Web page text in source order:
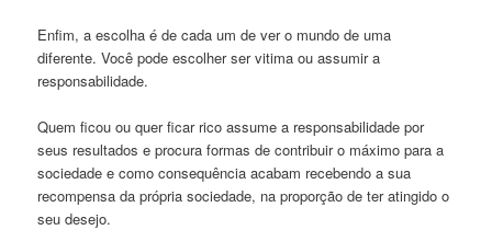
Enfim, a escolha é de cada um de ver o mundo de uma
diferente. Você pode escolher ser vitima ou assumir a
responsabilidade.
Quem ficou ou quer ficar rico assume a responsabilidade por
seus resultados e procura formas de contribuir o máximo para a
sociedade e como consequência acabam recebendo a sua
recompensa da própria sociedade, na proporção de ter atingido o
seu desejo.